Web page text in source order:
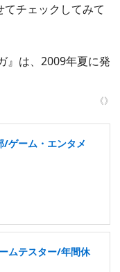
チェックしてみて
』は、2009年夏に発
《》
ゲーム・エンタメ
ムテスター/年間休